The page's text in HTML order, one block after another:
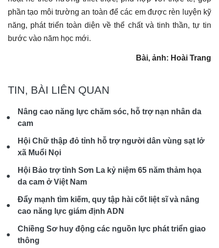
phần tạo môi trường an toàn để các em được rèn luyện kỹ
năng, phát triển toàn diện về thể chất và tinh thần, tự tin
bước vào năm học mới.
Bài, ảnh: Hoài Trang
TIN, BÀI LIÊN QUAN
Nâng cao năng lực chăm sóc, hỗ trợ nạn nhân da
cam
Hội Chữ thập đỏ tỉnh hỗ trợ người dân vùng sạt lở
xã Muổi Nọi
Hội Bảo trợ tỉnh Sơn La kỷ niệm 65 năm thảm họa
da cam ở Việt Nam
Đẩy mạnh tìm kiếm, quy tập hài cốt liệt sĩ và nâng
cao năng lực giám định ADN
Chiềng Sơ huy động các nguồn lực phát triển giao
thông